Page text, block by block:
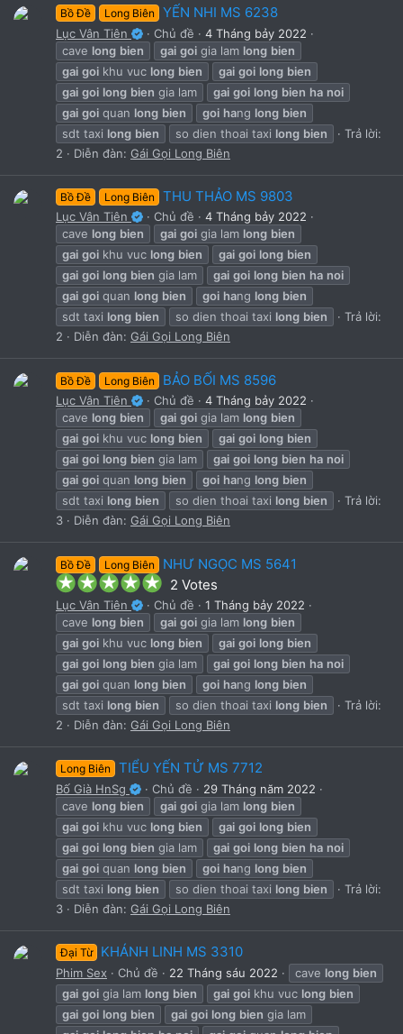
Bồ Đề Long Biên YẾN NHI MS 6238
Lục Vân Tiên Chủ đề
4 Tháng bảy 2022
cave long bien gai goi gia lam long bien
gai goi khu vuc long bien gai goi long bien
gai goi long bien gia lam gai goi long bien ha noi
gai goi quan long bien goi hang long bien
sdt taxi long bien so dien thoai taxi long bien
Trả lời:
2
Diễn đàn: Gái Gọi Long Biên
Bồ Đề Long Biên THU THẢO MS 9803
Lục Vân Tiên Chủ đề
4 Tháng bảy 2022
cave long bien gai goi gia lam long bien
gai goi khu vuc long bien gai goi long bien
gai goi long bien gia lam gai goi long bien ha noi
gai goi quan long bien goi hang long bien
sdt taxi long bien so dien thoai taxi long bien
Trả lời:
2
Diễn đàn: Gái Gọi Long Biên
Bồ Đề Long Biên BẢO BỐI MS 8596
Lục Vân Tiên Chủ đề
4 Tháng bảy 2022
cave long bien gai goi gia lam long bien
gai goi khu vuc long bien gai goi long bien
gai goi long bien gia lam gai goi long bien ha noi
gai goi quan long bien goi hang long bien
sdt taxi long bien so dien thoai taxi long bien
Trả lời:
3
Diễn đàn: Gái Gọi Long Biên
Bồ Đề Long Biên NHƯ NGỌC MS 5641
5
.
0
0
s
t
a
r
(
s
)
2 Votes
Lục Vân Tiên Chủ đề
1 Tháng bảy 2022
cave long bien gai goi gia lam long bien
gai goi khu vuc long bien gai goi long bien
gai goi long bien gia lam gai goi long bien ha noi
gai goi quan long bien goi hang long bien
sdt taxi long bien so dien thoai taxi long bien
Trả lời:
2
Diễn đàn: Gái Gọi Long Biên
Long Biên TIỂU YẾN TỬ MS 7712
Bố Già HnSg Chủ đề
29 Tháng năm 2022
cave long bien gai goi gia lam long bien
gai goi khu vuc long bien gai goi long bien
gai goi long bien gia lam gai goi long bien ha noi
gai goi quan long bien goi hang long bien
sdt taxi long bien so dien thoai taxi long bien
Trả lời:
3
Diễn đàn: Gái Gọi Long Biên
Đại Từ KHÁNH LINH MS 3310
Phim Sex Chủ đề 22 Tháng sáu 2022 cave long bien
gai goi gia lam long bien gai goi khu vuc long bien
gai goi long bien gai goi long bien gia lam